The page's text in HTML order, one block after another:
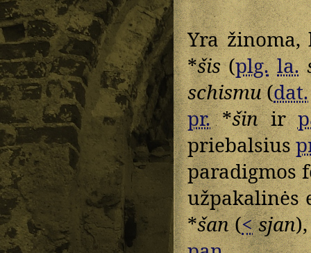
Yra
*šis(plg. la.
schismu(dat.
pr.*šinir
priebalsius
paradigmos
užpakalinės
*šan(< sjan